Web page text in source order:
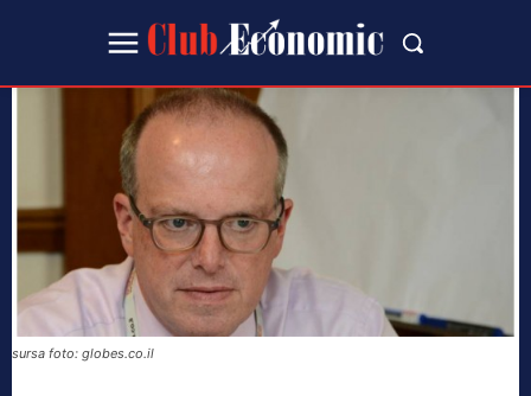
sursa foto: globes.co.il